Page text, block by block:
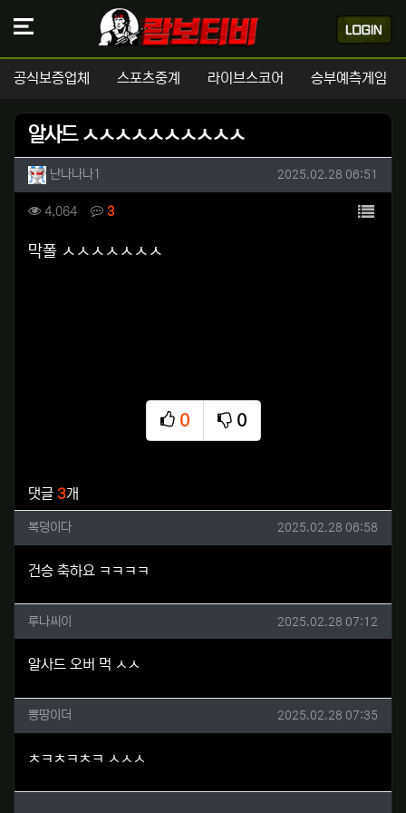
공식보증업체 스포츠중계 라이브스코어 승부예측게임
알사드 ㅅㅅㅅㅅㅅㅅㅅㅅㅅㅅ
작성자 정보
난나나나1 작성일
2025.02.28 06:51
컨텐츠 정보
4,064조회 3댓글 목록
본문
막폴 ㅅㅅㅅㅅㅅㅅㅅ
0
추천
0
비추천
댓글 3개
복덩이다님의 댓글
복덩이다 작성일
2025.02.28 06:58
건승 축하요 ㅋㅋㅋㅋ
루나씨이님의 댓글
루나씨이 작성일
2025.02.28 07:12
알사드 오버 먹 ㅅㅅ
뽕땅이더님의 댓글
뽕땅이더 작성일
2025.02.28 07:35
ㅊㅋㅊㅋㅊㅋ ㅅㅅㅅ